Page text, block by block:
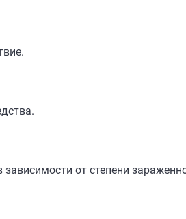
от степени